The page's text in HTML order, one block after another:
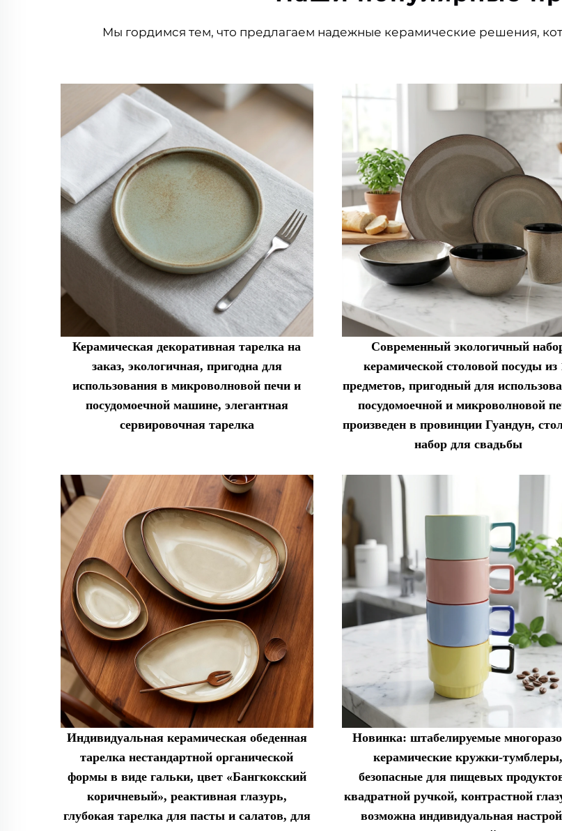
Мы гордимся тем, что предлагаем надежные керамические решения,
Керамическая декоративная тарелка на
заказ, экологичная, пригодна для
использования в микроволновой печи и
посудомоечной машине, элегантная
сервировочная тарелка
Современный экологичный
керамической столовой посуды из
предметов, пригодный для
посудомоечной и микроволновой
произведен в провинции Гуандун,
набор для свадьбы
Индивидуальная керамическая обеденная
тарелка нестандартной органической
формы в виде гальки, цвет «Бангкокский
коричневый», реактивная глазурь,
глубокая тарелка для пасты и салатов, для
Новинка: штабелируемые
керамические кружки-тумблеры,
безопасные для пищевых
квадратной ручкой, контрастной
возможна индивидуальная